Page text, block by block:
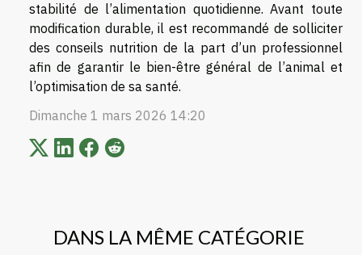
DANS LA MÊME CATÉGORIE
stabilité de l’alimentation quotidienne. Avant toute
modification durable, il est recommandé de solliciter
des conseils nutrition de la part d’un professionnel
afin de garantir le bien-être général de l’animal et
l’optimisation de sa santé.
Dimanche 1 mars 2026 14:20